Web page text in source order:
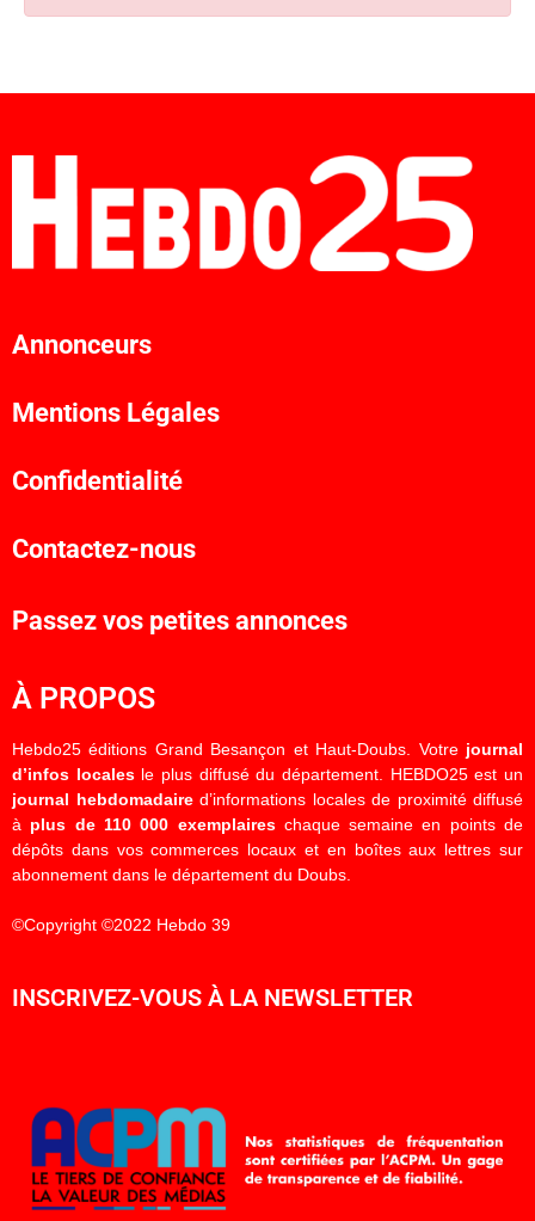
Annonceurs
Mentions Légales
Confidentialité
Contactez-nous
Passez vos petites annonces
À PROPOS
Hebdo25 éditions Grand Besançon et Haut-Doubs. Votre journal
d’infos localesle plus diffusé du département. HEBDO25 est un
journal hebdomadaired’informations locales de proximité diffusé
à plus de 110 000 exemplaireschaque semaine en points de
dépôts dans vos commerces locaux et en boîtes aux lettres sur
abonnement dans le département du Doubs.
©Copyright ©2022 Hebdo 39
INSCRIVEZ-VOUS À LA NEWSLETTER